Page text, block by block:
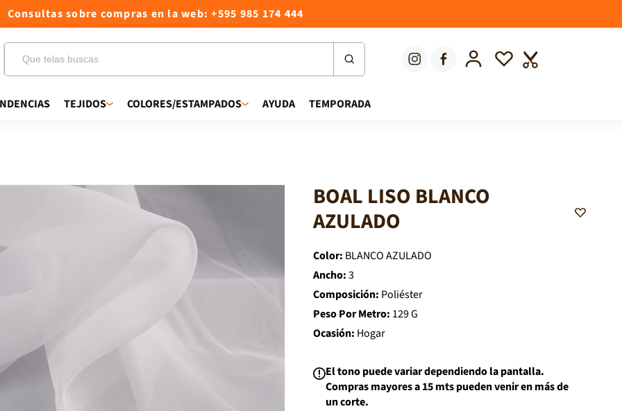
Consultas sobre compras en la web: +595 985 174 444
TEJIDOS COLORES/ESTAMPADOS AYUDA TEMPORADA
Iniciar sesiónLista de deseos
Carrito
BOAL LISO BLANCO
AZULADO
A
Color: BLANCO AZULADO
Ancho:3
Composición: Poliéster
Peso Por Metro: 129 G
Ocasión: Hogar
El tono puede variar dependiendo la pantalla.
Compras mayores a 15 mts pueden venir en más de
un corte.